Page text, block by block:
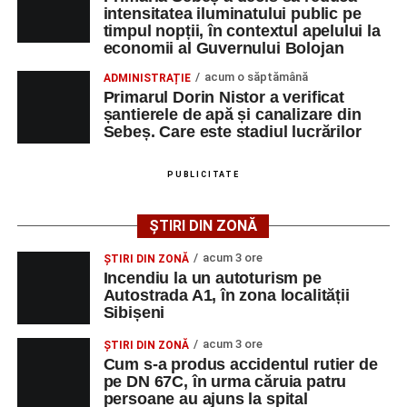
Județean de Urgență Alba Iulia pentru acordarea
îngrijirilor medicale de specialitate.
Cei doi conducători auto nu au putut fi testați cu aparatul
etilotest, motiv pentru care le-au fost prelevate mostre
biologice, în vederea stabilirii alcoolemiei.
împrejurărilor în care s-a produs accidentul, în cadrul unui
vătămare corporală din culpă.
Adaugă-ne ca sursă preferată
Urmărește-ne pe Google News
intensitatea iluminatului public pe
timpul nopții, în contextul apelului la
economii al Guvernului Bolojan
ADMINISTRAȚIE acum o săptămână
Primarul Dorin Nistor a verificat
șantierele de apă și canalizare din
Sebeș. Care este stadiul lucrărilor
PUBLICITATE
ȘTIRI DIN ZONĂ
ȘTIRI DIN ZONĂ acum 3 ore
Incendiu la un autoturism pe
Autostrada A1, în zona localității
Sibișeni
ȘTIRI DIN ZONĂ acum 3 ore
Cum s-a produs accidentul rutier de
pe DN 67C, în urma căruia patru
persoane au ajuns la spital